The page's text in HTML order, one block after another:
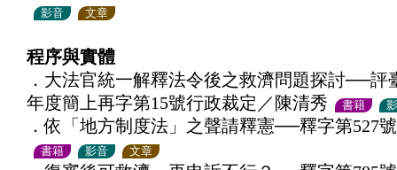
影音 文章
程序與實體
．大法官統一解釋法令後之救濟問題探討──評
年度簡上再字第15號行政裁定／陳清秀
書籍
．依「地方制度法」之聲請釋憲──釋字第527
書籍 影音 文章